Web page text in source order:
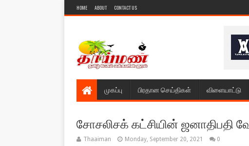
HOME ABOUT CONTACT US
முகப்பு பிரதான செய்திகள் விளையாட்டு
சோசலிசக் கட்சியின் ஜனாதிபதி
Thaaiman Monday, September 20, 2021 0